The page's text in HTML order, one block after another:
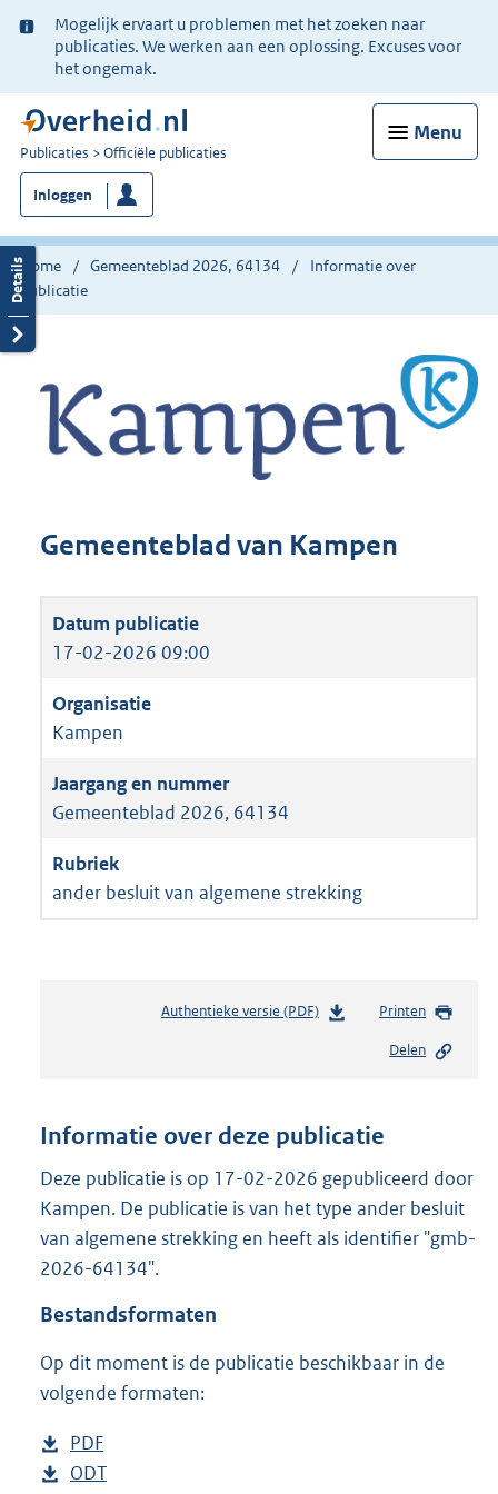
Ter
informatie:
Mogelijk ervaart u problemen met het zoeken naar
publicaties. We werken aan een oplossing. Excuses voor
het ongemak.
Menu
U
bent
nu
hier:
Publicaties Officiële publicaties
Inloggen
Home Gemeenteblad 2026, 64134
Informatie over
publicatie
Gemeenteblad van Kampen
17-02-2026 09:00
Kampen
Gemeenteblad 2026, 64134
ander besluit van algemene strekking
Authentieke versie (PDF)b
n
s
r
o
:
Printen
Delen
Informatie over deze publicatie
Deze publicatie is op 17-02-2026 gepubliceerd door
Kampen. De publicatie is van het type ander besluit
van algemene strekking en heeft als identifier "gmb-
2026-64134".
Bestandsformaten
Op dit moment is de publicatie beschikbaar in de
volgende formaten:
D
o
PDF
e
D
ODT